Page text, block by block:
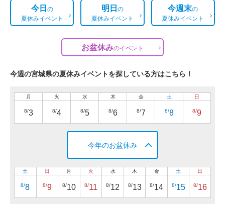
今日の
夏休みイベント
明日の
夏休みイベント
今週末の
夏休みイベント
お盆休みのイベント
今週の宮城県の夏休みイベントを探している方はこちら！
月
8/3
火
8/4
水
8/5
木
8/6
金
8/7
土
8/8
日
8/9
今年のお盆休み
土
8/8
日
8/9
月
8/10
火
8/11
水
8/12
木
8/13
金
8/14
土
8/15
日
8/16